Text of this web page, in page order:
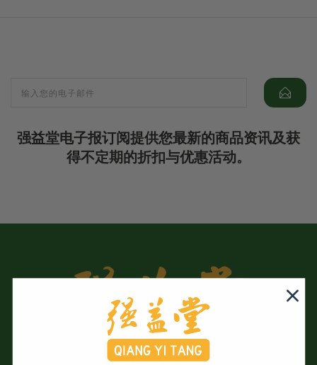
强益堂电子报订阅提供您最新的商品资讯及获
得不定期的折扣与优惠活动。